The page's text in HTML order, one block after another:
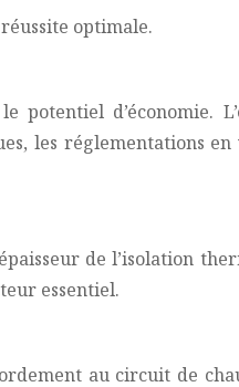
optimale.
d’économie.
les réglementations
de l’isolation
essentiel.
au circuit de